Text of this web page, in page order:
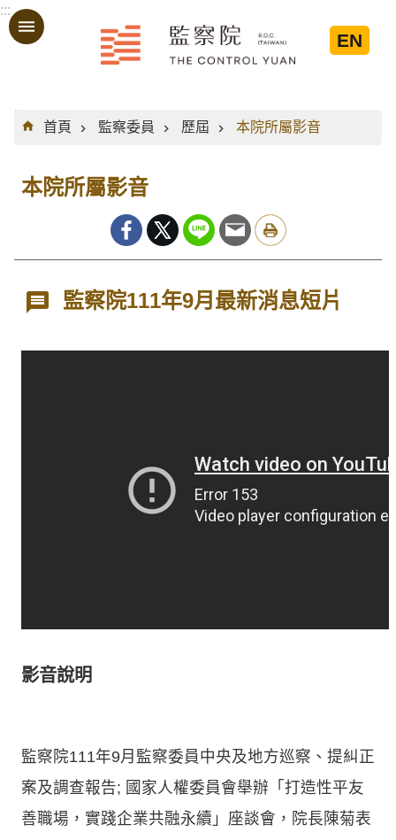
跳到主要內容區塊
:::
EN
:::
首頁
監察委員 歷屆 本院所屬影音
本院所屬影音
監察院111年9月最新消息短片
影音說明
監察院111年9月監察委員中央及地方巡察、提糾正
案及調查報告; 國家人權委員會舉辦「打造性平友
善職場，實踐企業共融永續」座談會，院長陳菊表